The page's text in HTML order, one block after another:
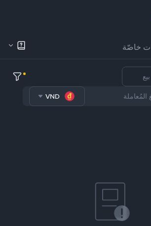
خاصّة
بيع
VND